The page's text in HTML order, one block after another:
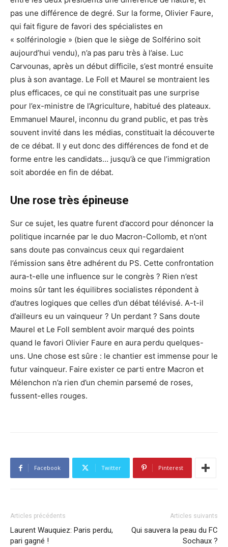
pas une différence de degré. Sur la forme, Olivier Faure,
qui fait figure de favori des spécialistes en
« solférinologie » (bien que le siège de Solférino soit
aujourd’hui vendu), n’a pas paru très à l’aise. Luc
Carvounas, après un début difficile, s’est montré ensuite
plus à son avantage. Le Foll et Maurel se montraient les
plus efficaces, ce qui ne constituait pas une surprise
pour l’ex-ministre de l’Agriculture, habitué des plateaux.
Emmanuel Maurel, inconnu du grand public, et pas très
souvent invité dans les médias, constituait la découverte
de ce débat. Il y eut donc des différences de fond et de
forme entre les candidats… jusqu’à ce que l’immigration
soit abordée en fin de débat.
Une rose très épineuse
Sur ce sujet, les quatre furent d’accord pour dénoncer la
politique incarnée par le duo Macron-Collomb, et n’ont
sans doute pas convaincus ceux qui regardaient
l’émission sans être adhérent du PS. Cette confrontation
aura-t-elle une influence sur le congrès ? Rien n’est
moins sûr tant les équilibres socialistes répondent à
d’autres logiques que celles d’un débat télévisé. A-t-il
d’ailleurs eu un vainqueur ? Un perdant ? Sans doute
Maurel et Le Foll semblent avoir marqué des points
quand le favori Olivier Faure en aura perdu quelques-
uns. Une chose est sûre : le chantier est immense pour le
futur vainqueur. Faire exister ce parti entre Macron et
Mélenchon n’a rien d’un chemin parsemé de roses,
fussent-elles rouges.
Facebook Twitter Pinterest
Articles précédents
Laurent Wauquiez: Paris perdu,
pari gagné !
Articles suivants
Qui sauvera la peau du FC
Sochaux ?